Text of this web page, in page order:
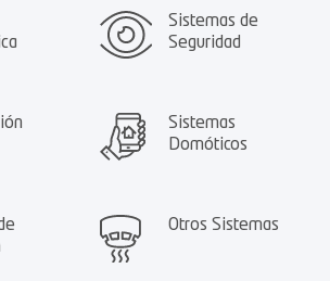
Sistemas de
Seguridad
Sistemas
Domóticos
Otros Sistemas